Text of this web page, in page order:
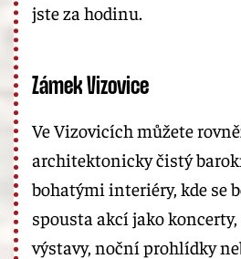
jste za hodinu.
Zámek Vizovice
Ve Vizovicích můžete
architektonicky čistý
bohatými interiéry, kde se
spousta akcí jako koncerty,
výstavy, noční prohlídky